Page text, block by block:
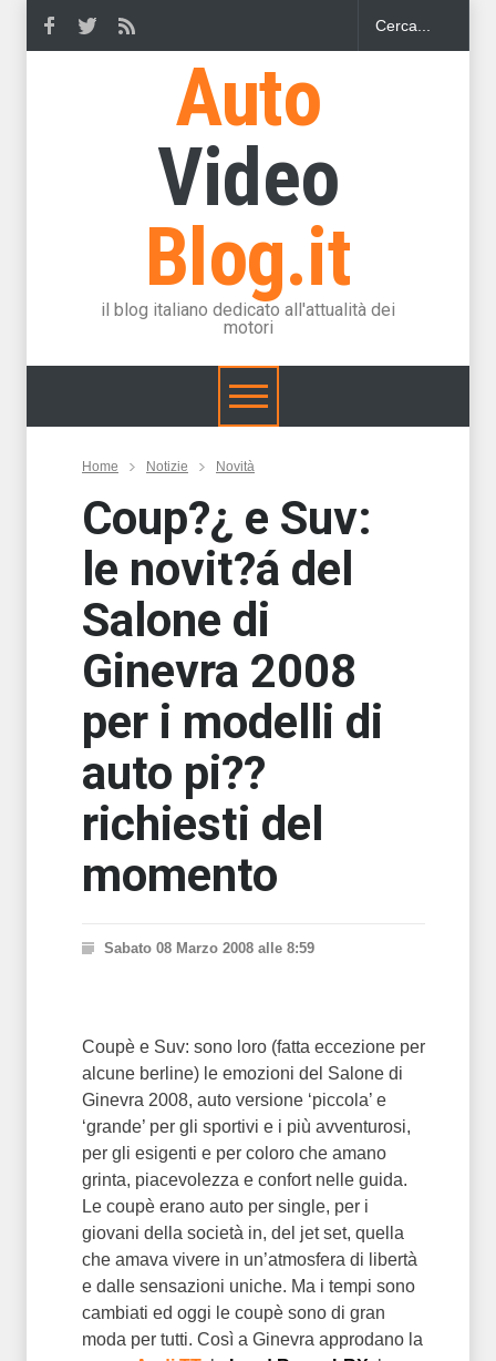
Auto
Video
Blog.it
il blog italiano dedicato all'attualità dei
motori
Home Notizie Novità
Coup?¿ e Suv:
le novit?á del
Salone di
Ginevra 2008
per i modelli di
auto pi??
richiesti del
momento
Sabato 08 Marzo 2008 alle 8:59
Coupè e Suv: sono loro (fatta eccezione per
alcune berline) le emozioni del Salone di
Ginevra 2008, auto versione ‘piccola’ e
‘grande’ per gli sportivi e i più avventurosi,
per gli esigenti e per coloro che amano
grinta, piacevolezza e confort nelle guida.
Le coupè erano auto per single, per i
giovani della società in, del jet set, quella
che amava vivere in un’atmosfera di libertà
e dalle sensazioni uniche. Ma i tempi sono
cambiati ed oggi le coupè sono di gran
moda per tutti. Così a Ginevra approdano la